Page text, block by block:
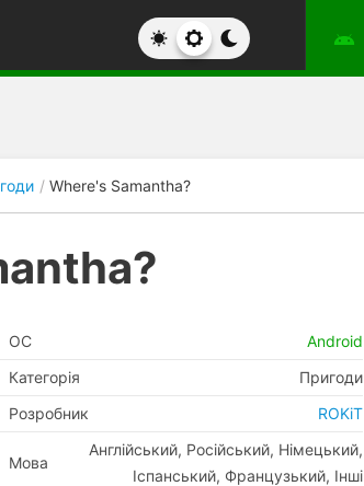
Where's Samantha?
ОС
Android
Категорія
Пригоди
Розробник
ROKiT
Мова
Англійський, Російський, Німецький,
Іспанський, Французький, Інші